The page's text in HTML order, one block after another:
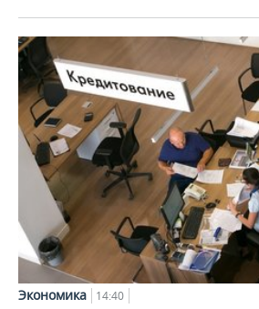
Экономика 14:40